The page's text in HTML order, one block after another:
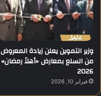
وزير التموين يعلن زيادة المعروض
من السلع بمعارض «أهلاً رمضان»
2026
فبراير 10, 2026